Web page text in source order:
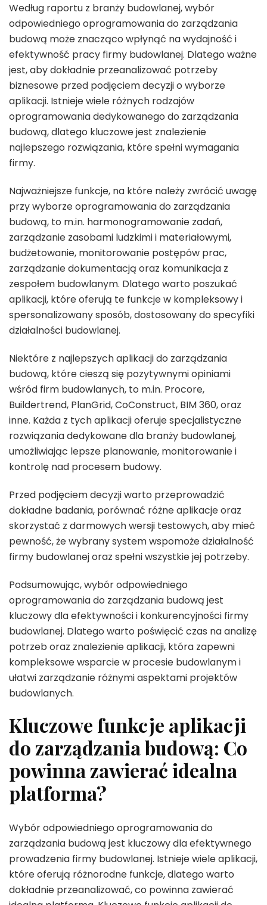
Według raportu z branży budowlanej, wybór
odpowiedniego oprogramowania do zarządzania
budową może znacząco wpłynąć na wydajność i
efektywność pracy firmy budowlanej. Dlatego ważne
jest, aby dokładnie przeanalizować potrzeby
biznesowe przed podjęciem decyzji o wyborze
aplikacji. Istnieje wiele różnych rodzajów
oprogramowania dedykowanego do zarządzania
budową, dlatego kluczowe jest znalezienie
najlepszego rozwiązania, które spełni wymagania
firmy.
Najważniejsze funkcje, na które należy zwrócić uwagę
przy wyborze oprogramowania do zarządzania
budową, to m.in. harmonogramowanie zadań,
zarządzanie zasobami ludzkimi i materiałowymi,
budżetowanie, monitorowanie postępów prac,
zarządzanie dokumentacją oraz komunikacja z
zespołem budowlanym. Dlatego warto poszukać
aplikacji, które oferują te funkcje w kompleksowy i
spersonalizowany sposób, dostosowany do specyfiki
działalności budowlanej.
Niektóre z najlepszych aplikacji do zarządzania
budową, które cieszą się pozytywnymi opiniami
wśród firm budowlanych, to m.in. Procore,
Buildertrend, PlanGrid, CoConstruct, BIM 360, oraz
inne. Każda z tych aplikacji oferuje specjalistyczne
rozwiązania dedykowane dla branży budowlanej,
umożliwiając lepsze planowanie, monitorowanie i
kontrolę nad procesem budowy.
Przed podjęciem decyzji warto przeprowadzić
dokładne badania, porównać różne aplikacje oraz
skorzystać z darmowych wersji testowych, aby mieć
pewność, że wybrany system wspomoże działalność
firmy budowlanej oraz spełni wszystkie jej potrzeby.
Podsumowując, wybór odpowiedniego
oprogramowania do zarządzania budową jest
kluczowy dla efektywności i konkurencyjności firmy
budowlanej. Dlatego warto poświęcić czas na analizę
potrzeb oraz znalezienie aplikacji, która zapewni
kompleksowe wsparcie w procesie budowlanym i
ułatwi zarządzanie różnymi aspektami projektów
budowlanych.
Kluczowe funkcje aplikacji
do zarządzania budową: Co
powinna zawierać idealna
platforma?
Wybór odpowiedniego oprogramowania do
zarządzania budową jest kluczowy dla efektywnego
prowadzenia firmy budowlanej. Istnieje wiele aplikacji,
które oferują różnorodne funkcje, dlatego warto
dokładnie przeanalizować, co powinna zawierać